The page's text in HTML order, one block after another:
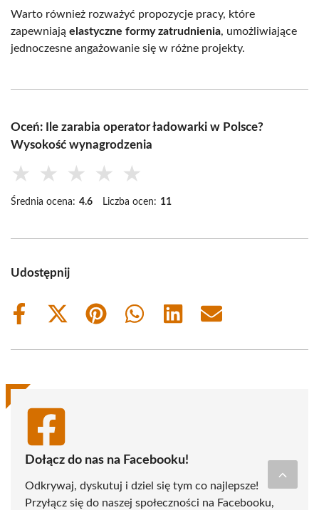
Warto również rozważyć propozycje pracy, które
zapewniają elastyczne formy zatrudnienia, umożliwiające
jednoczesne angażowanie się w różne projekty.
Oceń: Ile zarabia operator ładowarki w Polsce?
Wysokość wynagrodzenia
★ ★ ★ ★ ★
Średnia ocena: 4.6 Liczba ocen: 11
Udostępnij
Share
Share
(Twitter)
Share
Share
Share
Share
Dołącz do nas na Facebooku!
Odkrywaj, dyskutuj i dziel się tym co najlepsze!
Przyłącz się do naszej społeczności na Facebooku,